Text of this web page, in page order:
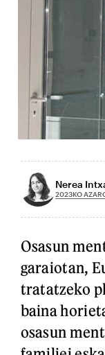
Nerea
2023KO
Osasun
garaiotan,
tratatzeko
baina
osasun